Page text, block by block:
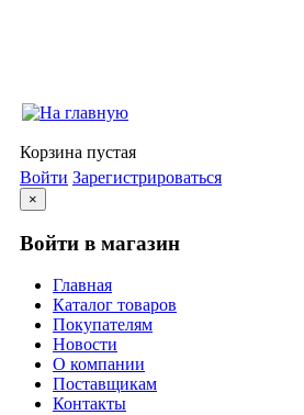
Корзина пустая
Войти Зарегистрироваться
×
Войти в магазин
Главная
Каталог товаров
Покупателям
Новости
О компании
Поставщикам
Контакты